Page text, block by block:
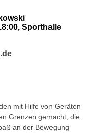
Sporthalle
mit Hilfe von Geräten
Grenzen gemacht, die
an der Bewegung